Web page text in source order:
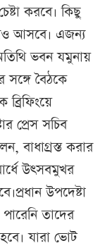
করবে। কিছু
আসবে। এজন্য
ভবন যমুনায়
বৈঠকে
প্রেস সচিব
বাধাগ্রস্ত করার
উৎসবমুখর
উপদেষ্টা
তাদের
যারা ভোট